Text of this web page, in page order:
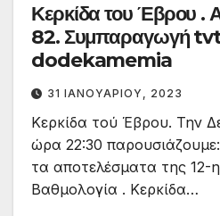
Κερκίδα του Έβρου .
82. Συμπαραγωγή
dodekamemia
31 ΙΑΝΟΥΑΡΊΟΥ, 2023
Κερκίδα τού Έβρου. Την
ώρα 22:30
τα αποτελέσματα της 12-
Βαθμολογία . Κερκίδα…